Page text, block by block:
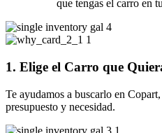
que tengas el carro en
1. Elige el Carro que
Te ayudamos a buscarlo en
presupuesto y necesidad.